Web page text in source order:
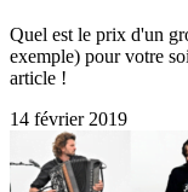
Quel est le prix d'un
exemple) pour votre
article !
14 février 2019